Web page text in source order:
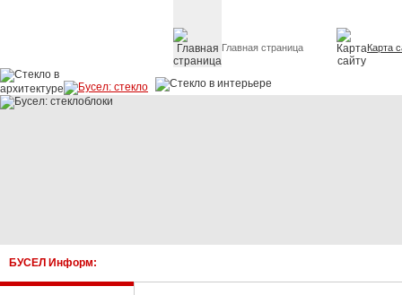
Главная страница Карта
БУСЕЛ Информ: